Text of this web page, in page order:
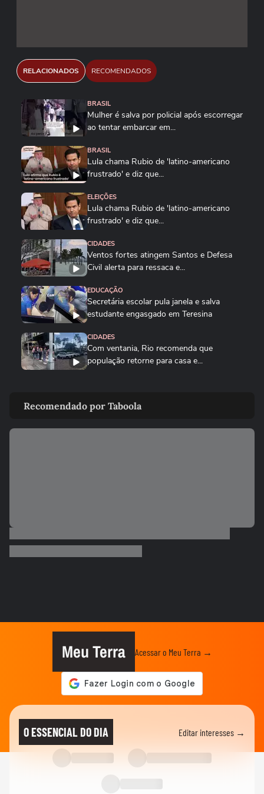
RELACIONADOS RECOMENDADOS
BRASIL
Mulher é salva por policial após escorregar
ao tentar embarcar em...
BRASIL
Lula chama Rubio de 'latino-americano
frustrado' e diz que...
ELEIÇÕES
Lula chama Rubio de 'latino-americano
frustrado' e diz que...
CIDADES
Ventos fortes atingem Santos e Defesa
Civil alerta para ressaca e...
EDUCAÇÃO
Secretária escolar pula janela e salva
estudante engasgado em Teresina
CIDADES
Com ventania, Rio recomenda que
população retorne para casa e...
‘Cenário de guerra’
MUNDO
veículo por policiais...
Sessão da Câmara é interrompida após
briga entre vereadores no...
Foguete da SpaceX atinge a Lua e abre
cratera de quase 20 metros...
Lula diz que liberdade de expressão 'tem
limite' ao sancionar lei...
Recomendado por Taboola
Meu Terra Acessar o Meu Terra →
O ESSENCIAL DO DIA Editar interesses →